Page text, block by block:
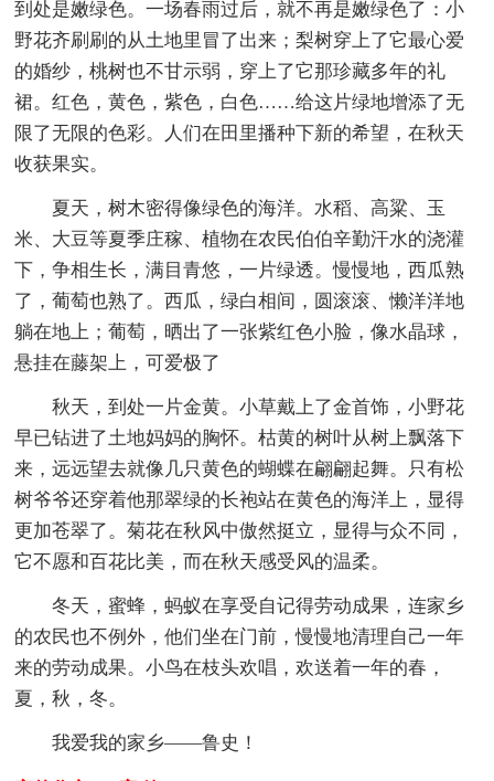
到处是嫩绿色。一场春雨过后，就不再是嫩绿色了：小
野花齐刷刷的从土地里冒了出来；梨树穿上了它最心爱
的婚纱，桃树也不甘示弱，穿上了它那珍藏多年的礼
裙。红色，黄色，紫色，白色……给这片绿地增添了无
限了无限的色彩。人们在田里播种下新的希望，在秋天
收获果实。
夏天，树木密得像绿色的海洋。水稻、高粱、玉
米、大豆等夏季庄稼、植物在农民伯伯辛勤汗水的浇灌
下，争相生长，满目青悠，一片绿透。慢慢地，西瓜熟
了，葡萄也熟了。西瓜，绿白相间，圆滚滚、懒洋洋地
躺在地上；葡萄，晒出了一张紫红色小脸，像水晶球，
悬挂在藤架上，可爱极了
秋天，到处一片金黄。小草戴上了金首饰，小野花
早已钻进了土地妈妈的胸怀。枯黄的树叶从树上飘落下
来，远远望去就像几只黄色的蝴蝶在翩翩起舞。只有松
树爷爷还穿着他那翠绿的长袍站在黄色的海洋上，显得
更加苍翠了。菊花在秋风中傲然挺立，显得与众不同，
它不愿和百花比美，而在秋天感受风的温柔。
冬天，蜜蜂，蚂蚁在享受自记得劳动成果，连家乡
的农民也不例外，他们坐在门前，慢慢地清理自己一年
来的劳动成果。小鸟在枝头欢唱，欢送着一年的春，
夏，秋，冬。
我爱我的家乡——鲁史！